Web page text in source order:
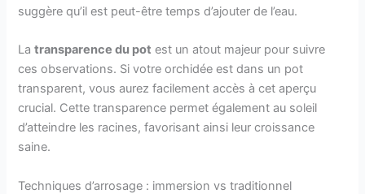
suggère qu’il est peut-être temps d’ajouter de l’eau.
Latransparence du pot est un atout majeur pour suivre
ces observations. Si votre orchidée est dans un pot
transparent, vous aurez facilement accès à cet aperçu
crucial. Cette transparence permet également au soleil
d’atteindre les racines, favorisant ainsi leur croissance
saine.
Techniques d’arrosage : immersion vs traditionnel